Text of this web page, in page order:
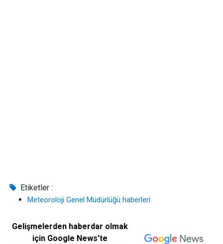
Etiketler :
Meteoroloji Genel Müdürlüğü haberleri
Gelişmelerden haberdar olmak
için Google News'te